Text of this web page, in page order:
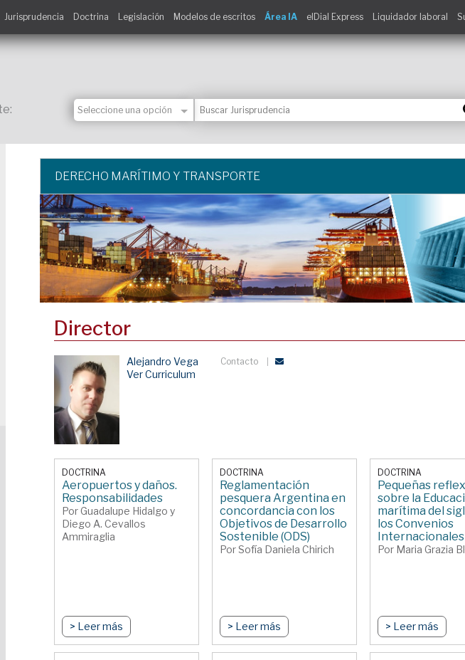
Jurisprudencia Doctrina Legislación Modelos de escritos Área IA elDial Express Liquidador laboral
DERECHO MARÍTIMO Y TRANSPORTE
Director
Alejandro Vega
Ver Curriculum
Contacto
DOCTRINA
Aeropuertos y daños.
Responsabilidades
Por Guadalupe Hidalgo y
Diego A. Cevallos
Ammiraglia
> Leer más
DOCTRINA
Reglamentación
pesquera Argentina en
concordancia con los
Objetivos de Desarrollo
Sostenible (ODS)
Por Sofía Daniela Chirich
> Leer más
DOCTRINA
Pequeñas
sobre la
marítima del
los Convenios
Internacionales
Por Maria Grazia
> Leer más